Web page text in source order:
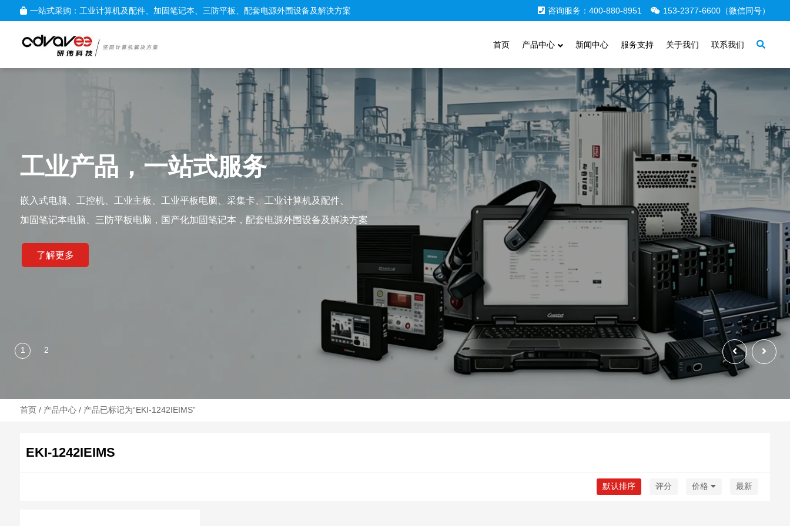
一站式采购：工业计算机及配件、加固笔记本、三防平板、配套电源外围设备及解决方案 咨询服务：400-880-8951 153-2377-6600（微信同号）
首页 产品中心 新闻中心 服务支持 关于我们 联系我们
工业产品，一站式服务
嵌入式电脑、工控机、工业主板、工业平板电脑、采集卡、工业计算机及配件、
加固笔记本电脑、三防平板电脑，国产化加固笔记本，配套电源外围设备及解决方案
了解更多
首页/ 产品中心/ 产品已标记为“EKI-1242IEIMS”
EKI-1242IEIMS
默认排序 评分 价格 最新